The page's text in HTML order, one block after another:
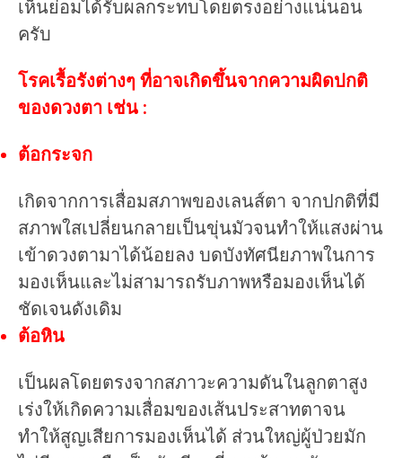
เห็นย่อมได้รับผลกระทบโดยตรงอย่างแน่นอน
ครับ
โรคเรื้อรังต่างๆ ที่อาจเกิดขึ้นจากความผิดปกติ
ของดวงตา เช่น :
ต้อกระจก
เกิดจากการเสื่อมสภาพของเลนส์ตา จากปกติที่มี
สภาพใสเปลี่ยนกลายเป็นขุ่นมัวจนทำให้แสงผ่าน
เข้าดวงตามาได้น้อยลง บดบังทัศนียภาพในการ
มองเห็นและไม่สามารถรับภาพหรือมองเห็นได้
ชัดเจนดังเดิม
ต้อหิน
เป็นผลโดยตรงจากสภาวะความดันในลูกตาสูง
เร่งให้เกิดความเสื่อมของเส้นประสาทตาจน
ทำให้สูญเสียการมองเห็นได้ ส่วนใหญ่ผู้ป่วยมัก